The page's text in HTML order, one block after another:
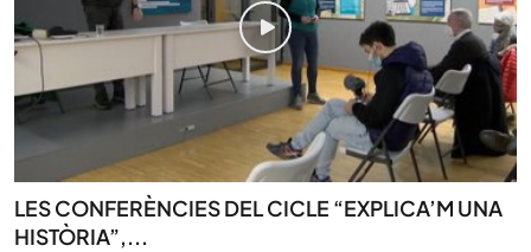
LES CONFERÈNCIES DEL CICLE “EXPLICA’M UNA
HISTÒRIA”,...